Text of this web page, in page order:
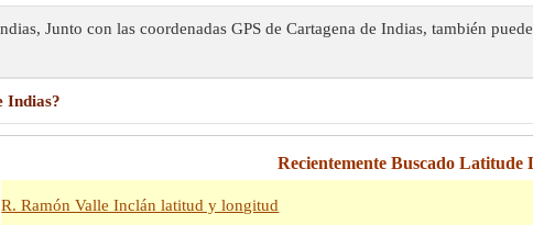
Junto con las coordenadas GPS de Cartagena de Indias, también
Indias?
Recientemente Buscado Latitude
R. Ramón Valle Inclán latitud y longitud